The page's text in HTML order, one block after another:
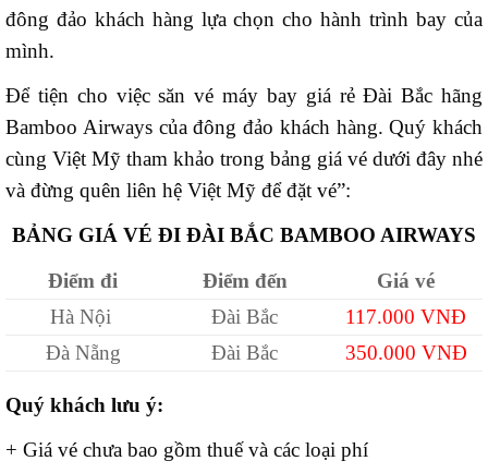
đông đảo khách hàng lựa chọn cho hành trình bay của
mình.
Để tiện cho việc săn vé máy bay giá rẻ Đài Bắc hãng
Bamboo Airways của đông đảo khách hàng. Quý khách
cùng Việt Mỹ tham khảo trong bảng giá vé dưới đây nhé
và đừng quên liên hệ Việt Mỹ để đặt vé”:
BẢNG GIÁ VÉ ĐI ĐÀI BẮC BAMBOO AIRWAYS
Điểm đi
Điểm đến
Giá vé
Hà Nội
Đài Bắc
117.000 VNĐ
Đà Nẵng
Đài Bắc 350.000 VNĐ
Quý khách lưu ý:
+ Giá vé chưa bao gồm thuế và các loại phí